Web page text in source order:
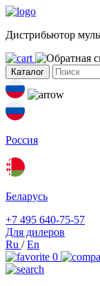
Дистрибьютор
Каталог
Россия
Беларусь
+7 495 640-75-57
Для дилеров
Ru /En
0